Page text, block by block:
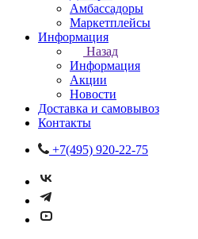
Амбассадоры
Маркетплейсы
Информация
Назад
Информация
Акции
Новости
Доставка и самовывоз
Контакты
+7(495) 920-22-75